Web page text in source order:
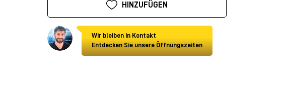
HINZUFÜGEN
Wir bleiben in Kontakt
Entdecken Sie unsere Öffnungszeiten